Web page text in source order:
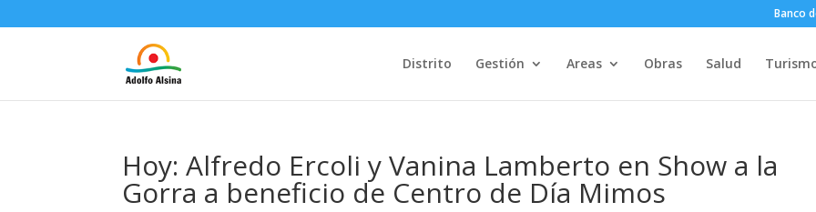
Banco
Distrito Gestión Areas Obras Salud
Hoy: Alfredo Ercoli y Vanina Lamberto en Show a la
Gorra a beneficio de Centro de Día Mimos